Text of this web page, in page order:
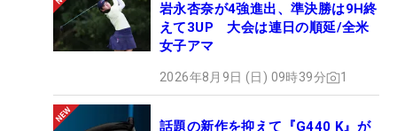
岩永杏奈が4強進出、準決勝は9H終
えて3UP 大会は連日の順延/全米
女子アマ
2026年8月9日 (日) 09時39分 1
話題の新作を抑えて『G440 K』が